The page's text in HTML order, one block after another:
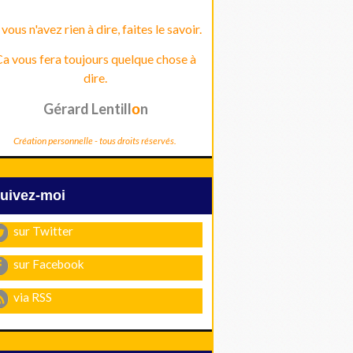
vous n'avez rien à dire, faites le savoir.
vous fera toujours quelque chose à
dire.
Gérard Lentillon
Création personnelle - tous droits réservés.
Suivez-moi
sur Twitter
sur Facebook
via RSS